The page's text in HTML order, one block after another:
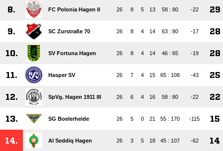
8. FC Polonia Hagen II 26 8 5 13 58 : 80 -22 29
9. SC Zurstraße 70 26 8 4 14 63 : 80 -17 28
10. SV Fortuna Hagen 26 8 4 14 46 : 65 -19 28
11. Hasper SV 26 7 4 15 65 : 108 -43 25
12. SpVg. Hagen 1911 III 26 6 4 16 58 : 80 -22 22
13. SG Boelerheide 26 5 0 21 55 : 170 -115 15
14. Al Seddiq Hagen 26 3 5 18 45 : 107 -62 14